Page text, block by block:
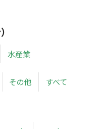
水産業
その他 すべて